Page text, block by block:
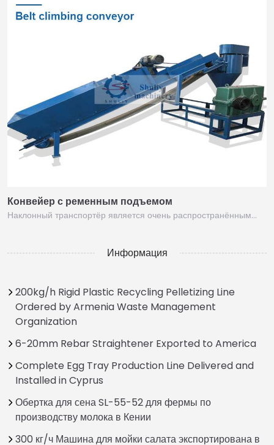
Конвейер с ременным подъемом
Наклонный транспортёр является очень распространённым…
Информация
200kg/h Rigid Plastic Recycling Pelletizing Line
Ordered by Armenia Waste Management
Organization
6-20mm Rebar Straightener Exported to America
Complete Egg Tray Production Line Delivered and
Installed in Cyprus
Обертка для сена SL-55-52 для фермы по
производству молока в Кении
300 кг/ч Машина для мойки салата экспортирована в